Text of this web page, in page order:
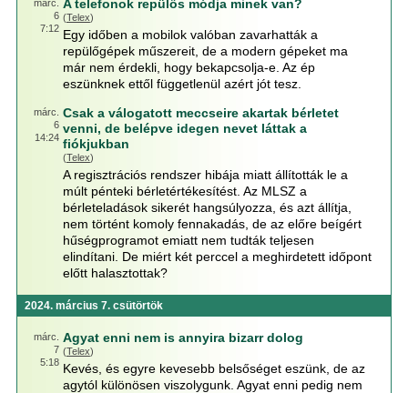
márc.
6
7:12
A telefonok repülős módja minek van?
(Telex)
Egy időben a mobilok valóban zavarhatták a
repülőgépek műszereit, de a modern gépeket ma
már nem érdekli, hogy bekapcsolja-e. Az ép
eszünknek ettől függetlenül azért jót tesz.
márc.
6
14:24
Csak a válogatott meccseire akartak bérletet
venni, de belépve idegen nevet láttak a
fiókjukban
(Telex)
A regisztrációs rendszer hibája miatt állították le a
múlt pénteki bérletértékesítést. Az MLSZ a
bérleteladások sikerét hangsúlyozza, és azt állítja,
nem történt komoly fennakadás, de az előre beígért
hűségprogramot emiatt nem tudták teljesen
elindítani. De miért két perccel a meghirdetett időpont
előtt halasztottak?
2024. március 7. csütörtök
márc.
7
5:18
Agyat enni nem is annyira bizarr dolog
(Telex)
Kevés, és egyre kevesebb belsőséget eszünk, de az
agytól különösen viszolygunk. Agyat enni pedig nem